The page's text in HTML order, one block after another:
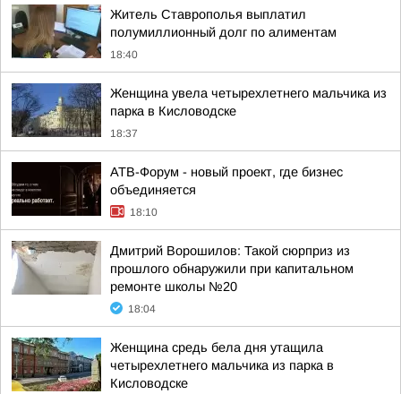
Житель Ставрополья выплатил
полумиллионный долг по алиментам
18:40
Женщина увела четырехлетнего мальчика из
парка в Кисловодске
18:37
АТВ-Форум - новый проект, где бизнес
объединяется
18:10
Дмитрий Ворошилов: Такой сюрприз из
прошлого обнаружили при капитальном
ремонте школы №20
18:04
Женщина средь бела дня утащила
четырехлетнего мальчика из парка в
Кисловодске